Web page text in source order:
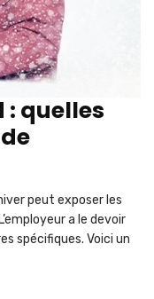
quelles
peut exposer les
a le devoir
spécifiques. Voici un